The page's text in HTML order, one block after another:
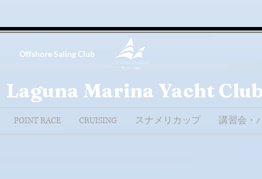
Offshore Saling Club
Laguna Marina Yacht
POINT RACE CRUISING スナメリカップ 講習会・